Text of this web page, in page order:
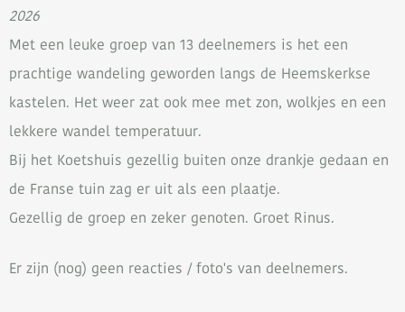
2026
Met een leuke groep van 13 deelnemers is het een
prachtige wandeling geworden langs de Heemskerkse
kastelen. Het weer zat ook mee met zon, wolkjes en een
lekkere wandel temperatuur.
Bij het Koetshuis gezellig buiten onze drankje gedaan en
de Franse tuin zag er uit als een plaatje.
Gezellig de groep en zeker genoten. Groet Rinus.
Er zijn (nog) geen reacties / foto's van deelnemers.